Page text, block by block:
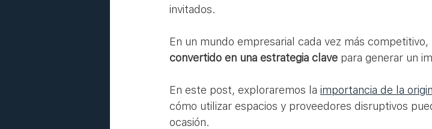
invitados.
En un mundo empresarial cada vez más competitivo,
convertido en una estrategia clave para generar un
En este post, exploraremos la importancia de la
cómo utilizar espacios y proveedores disruptivos
ocasión.